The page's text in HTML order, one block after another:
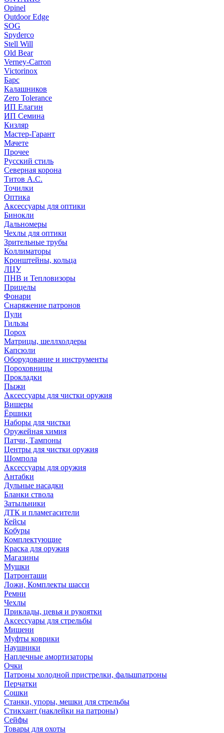
Opinel
Outdoor Edge
SOG
Spyderco
Stell Will
Old Bear
Verney-Carron
Victorinox
Барс
Калашников
Zero Tolerance
ИП Елагин
ИП Семина
Кизляр
Мастер-Гарант
Мачете
Прочее
Русский стиль
Северная корона
Титов А.С.
Точилки
Оптика
Аксессуары для оптики
Бинокли
Дальномеры
Чехлы для оптики
Зрительные трубы
Коллиматоры
Кронштейны, кольца
ЛЦУ
ПНВ и Тепловизоры
Прицелы
Фонари
Снаряжение патронов
Пули
Гильзы
Порох
Матрицы, шеллхолдеры
Капсюли
Оборудование и инструменты
Пороховницы
Прокладки
Пыжи
Аксессуары для чистки оружия
Вишеры
Ёршики
Наборы для чистки
Оружейная химия
Патчи, Тампоны
Центры для чистки оружия
Шомпола
Аксессуары для оружия
Антабки
Дульные насадки
Бланки ствола
Затыльники
ДТК и пламегасители
Кейсы
Кобуры
Комплектующие
Краска для оружия
Магазины
Мушки
Патронташи
Ложи, Комплекты шасси
Ремни
Чехлы
Приклады, цевья и рукоятки
Аксессуары для стрельбы
Мишени
Муфты коврики
Наушники
Наплечные амортизаторы
Очки
Патроны холодной пристрелки, фальшпатроны
Перчатки
Сошки
Станки, упоры, мешки для стрельбы
Стикхант (наклейки на патроны)
Сейфы
Товары для охоты